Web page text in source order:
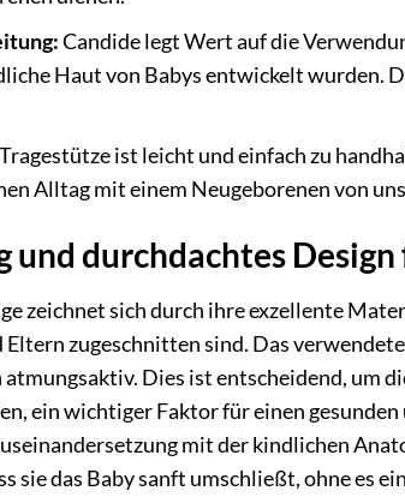
Candide legt Wert auf die
Haut von Babys entwickelt wurden.
ist leicht und einfach zu
Alltag mit einem Neugeborenen von
und durchdachtes
zeichnet sich durch ihre exzellente
Eltern zugeschnitten sind. Das
atmungsaktiv. Dies ist entscheidend, um
ein wichtiger Faktor für einen
mit der kindlichen
sie das Baby sanft umschließt, ohne es